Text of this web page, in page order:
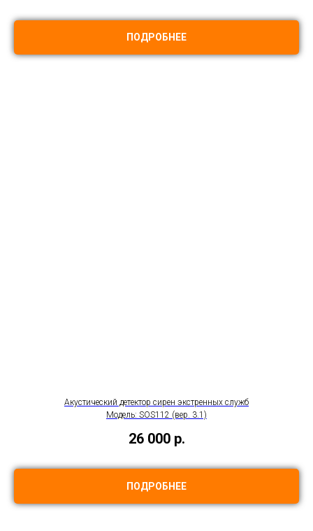
ПОДРОБНЕЕ
Акустический детектор сирен экстренных служб
Модель: SOS112 (вер. 3.1)
26 000 р.
ПОДРОБНЕЕ